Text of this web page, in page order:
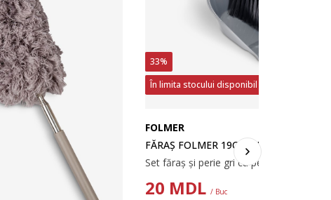
33%
În limita stocului disponibil
FOLMER
FĂRAȘ FOLMER 19CM CU PERIE
20 MDL / Buc